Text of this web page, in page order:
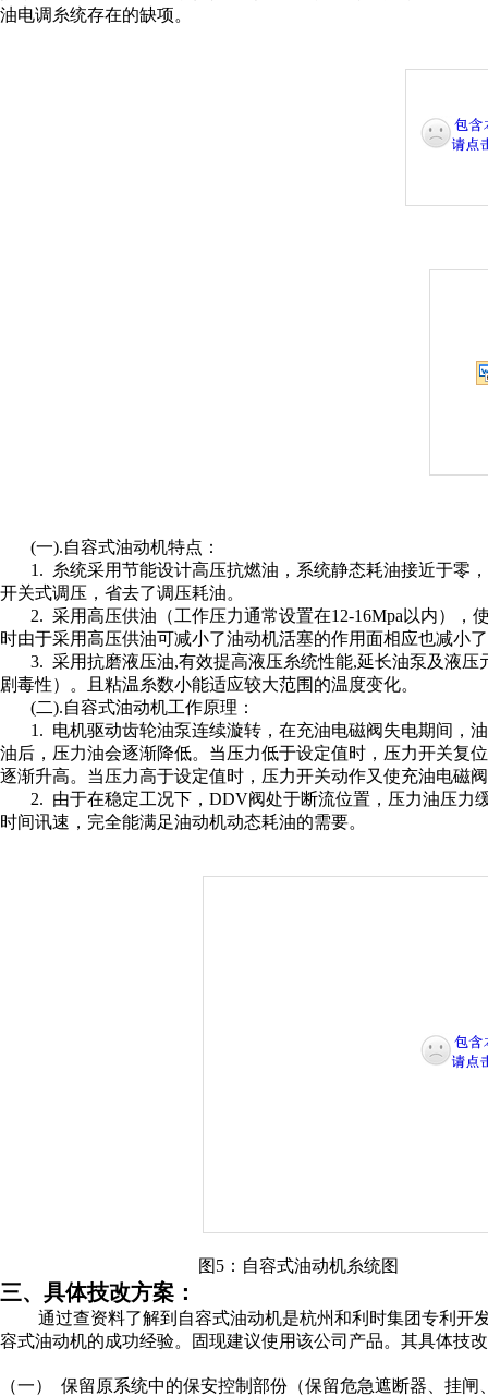
油电调糸统存在的缺项。
(一).自容式油动机特点：
1.
糸统采用节能设计高压抗燃油，系统静态耗油接近于零
开关式调压，省去了调压耗油。
2. 采用高压供油（工作压力通常设置在12-16Mpa以内）
时由于采用高压供油可减小了油动机活塞的作用面相应也减小
3. 采用抗磨液压油,有效提高液压糸统性能,延长油泵及液
剧毒性）。且粘温糸数小能适应较大范围的温度变化。
(二).自容式油动机工作原理：
1. 电机驱动齿轮油泵连续漩转，在充油电磁阀失电期间，
油后，压力油会逐渐降低。当压力低于设定值时，压力开关复
逐渐升高。当压力高于设定值时，压力开关动作又使充油电磁
2. 由于在稳定工况下， DDV阀处于断流位置，压力油压力
时间讯速，完全能满足油动机动态耗油的需要。
图5 ： 自容式油动机糸统图
三、具体技改方案：
通过查资料了解到 自容式油动机是杭州和利时集团专利开
容式油动机的成功经验。固现建议使用该公司产品。其具体技
（一）
保留原系统中的保安控制部份（保留危急遮断器、挂